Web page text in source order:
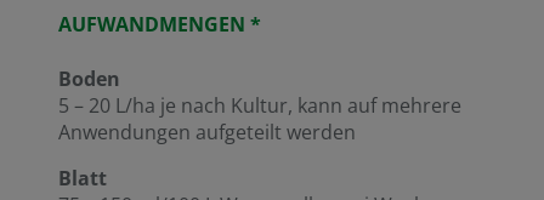
AUFWANDMENGEN *
Boden
5 – 20 L/ha je nach Kultur, kann auf mehrere
Anwendungen aufgeteilt werden
Blatt